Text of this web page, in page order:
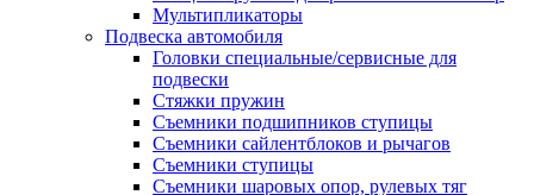
Мультипликаторы
Подвеска автомобиля
Головки специальные/сервисные для
подвески
Стяжки пружин
Съемники подшипников ступицы
Съемники сайлентблоков и рычагов
Съемники ступицы
Съемники шаровых опор, рулевых тяг